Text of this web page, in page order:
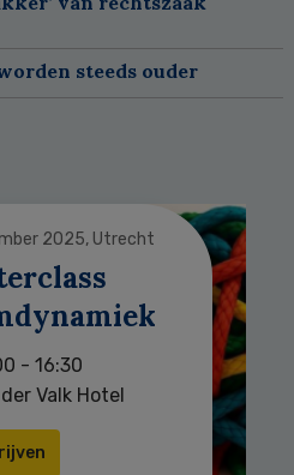
steeds ouder
2025, Utrecht
- 16:30
Valk Hotel